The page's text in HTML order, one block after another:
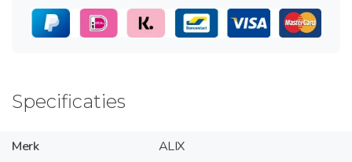
Specificaties
Merk
ALIX